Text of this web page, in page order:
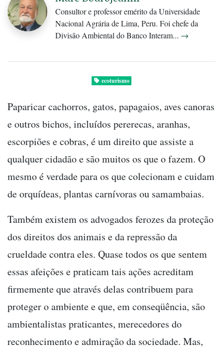
Consultor e professor emérito da Universidade
Nacional Agrária de Lima, Peru. Foi chefe da
Divisão Ambiental do Banco Interam... →
ecoturismo
Paparicar cachorros, gatos, papagaios, aves canoras
e outros bichos, incluídos pererecas, aranhas,
escorpiões e cobras, é um direito que assiste a
qualquer cidadão e são muitos os que o fazem. O
mesmo é verdade para os que colecionam e cuidam
de orquídeas, plantas carnívoras ou samambaias.
Também existem os advogados ferozes da proteção
dos direitos dos animais e da repressão da
crueldade contra eles. Quase todos os que sentem
essas afeições e praticam tais ações acreditam
firmemente que através delas contribuem para
proteger o ambiente e que, em conseqüência, são
ambientalistas praticantes, merecedores do
reconhecimento e admiração da sociedade. Mas,